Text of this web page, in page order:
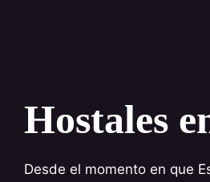
Hostales
Desde el momento en que